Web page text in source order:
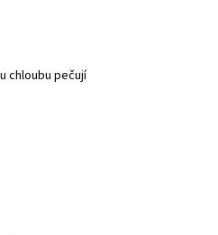
chloubu pečují